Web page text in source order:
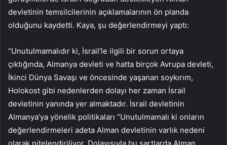
devletinin temsilcilerinin açıklamalarının ön planda
olduğunu kaydetti. Kaya, şu değerlendirmeyi yaptı:
“Unutulmamalıdır ki, İsrail’le ilgili bir sorun ortaya
çıktığında, Almanya devleti ve hatta birçok Avrupa devleti,
İkinci Dünya Savaşı ve öncesinde yaşanan soykırım,
Holokost gibi nedenlerden dolayı her zaman İsrail
devletinin yanında yer almaktadır. İsrail devletinin
Almanya’ya yönelik politikaları “Unutulmamalı ki onların
değerlendirmeleri adeta Alman devletinin varlık nedeni
olarak nitelendiriliyor. Dolayısıyla bu şartlarda Alman